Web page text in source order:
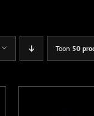
Toon 50